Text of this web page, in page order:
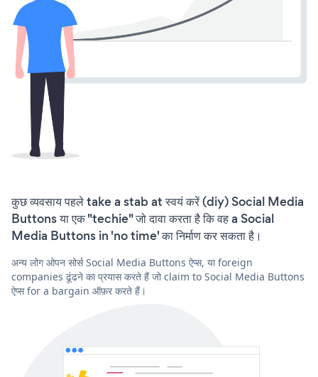
कुछ व्यवसाय पहले take a stab at स्वयं करें (diy) Social Media
Buttons या एक "techie" जो दावा करता है कि वह a Social
Media Buttons in 'no time' का निर्माण कर सकता है।
अन्य लोग ओपन सोर्स Social Media Buttons ऐप्स, या foreign
companies ढूंढने का प्रयास करते हैं जो claim to Social Media Buttons
ऐप्स for a bargain ऑफ़र करते हैं।